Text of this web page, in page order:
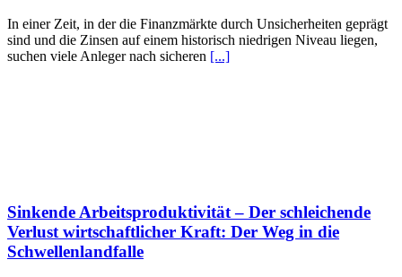
In einer Zeit, in der die Finanzmärkte durch Unsicherheiten geprägt
sind und die Zinsen auf einem historisch niedrigen Niveau liegen,
suchen viele Anleger nach sicheren [...]
Sinkende Arbeitsproduktivität – Der schleichende
Verlust wirtschaftlicher Kraft: Der Weg in die
Schwellenlandfalle